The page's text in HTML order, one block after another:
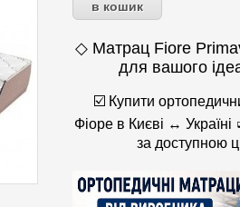
◇ Матрац Fiore
для вашого
☑️ Купити
Фіоре в Києві ↔ Україні
за доступною